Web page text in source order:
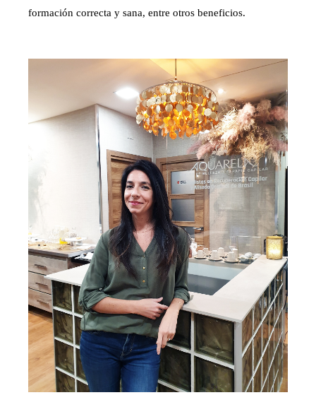
formación correcta y sana, entre otros beneficios.